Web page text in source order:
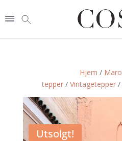
Hjem /
tepper/ Vintagetepper/
Utsolgt!